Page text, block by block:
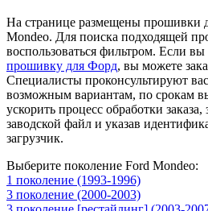
На странице размещены прошивки
Mondeo. Для поиска подходящей
воспользоваться фильтром. Если
прошивку для Форд, вы можете
Специалисты проконсультируют
возможным вариантам, по срокам
ускорить процесс обработки
заводской файл и указав
загрузчик.
Выберите поколение Ford Mondeo:
1 поколение (1993-1996)
3 поколение (2000-2003)